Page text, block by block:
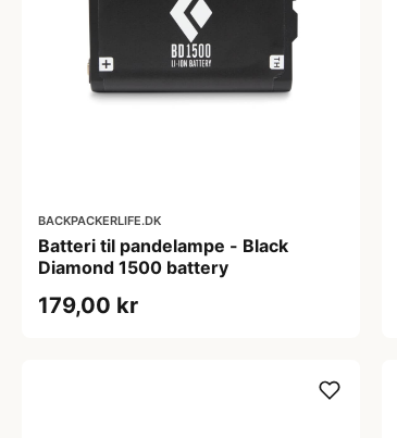
BACKPACKERLIFE.DK
Batteri til pandelampe - Black
Diamond 1500 battery
179,00 kr